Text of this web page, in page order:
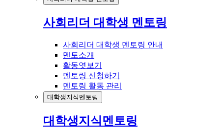
사회리더 대학생 멘토링
사회리더 대학생 멘토링 안내
멘토소개
활동엿보기
멘토링 신청하기
멘토링 활동 관리
대학생지식멘토링
대학생지식멘토링